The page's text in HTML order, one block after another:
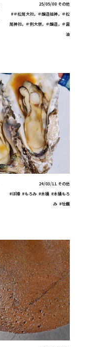
25/05/08 その他
#＃松尾大社，＃醸造祖神，＃松
尾神社，＃例大祭，＃醸造，＃醤
油
24/03/11 その他
#ぽ樽 #もろみ #木桶 #木桶もろ
み #牡蠣